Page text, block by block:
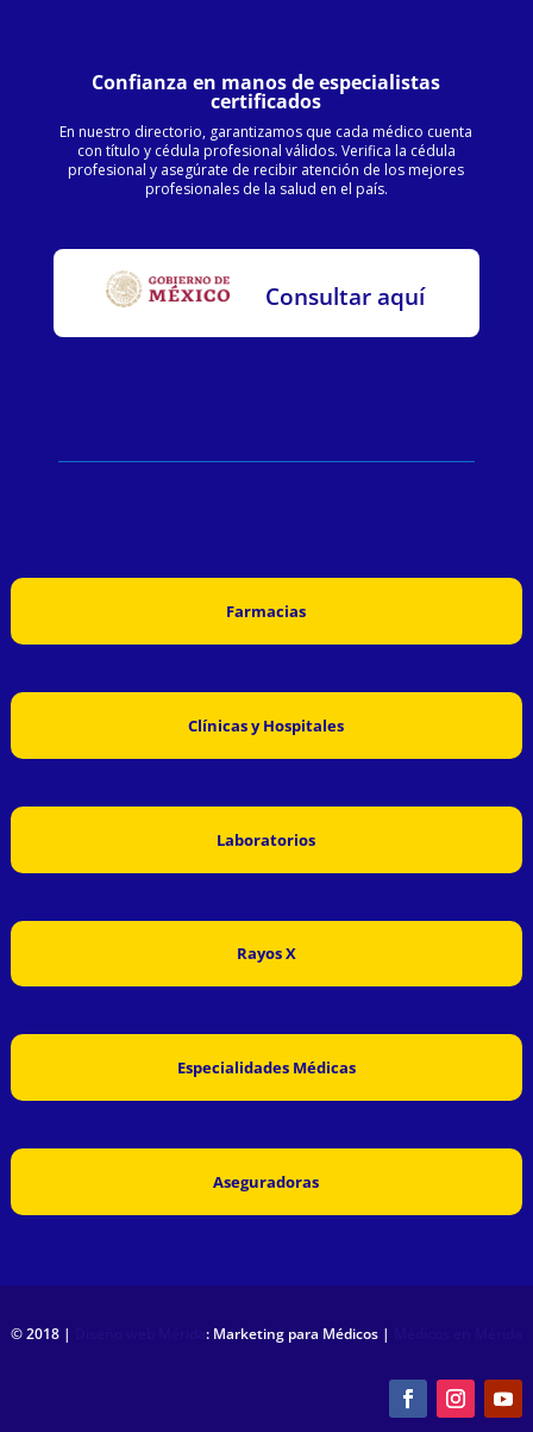
Confianza en manos de especialistas
certificados
En nuestro directorio, garantizamos que cada médico cuenta
con título y cédula profesional válidos. Verifica la cédula
profesional y asegúrate de recibir atención de los mejores
profesionales de la salud en el país.
Consultar aquí
Farmacias
Clínicas y Hospitales
Laboratorios
Rayos X
Especialidades Médicas
Aseguradoras
© 2018 | : Marketing para Médicos |